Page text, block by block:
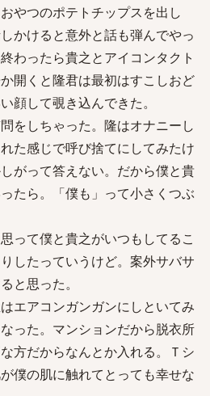
やつのポテトチップスを出し
かけると意外と話も弾んでやっ
わったら貴之とアイコンタクト
開くと隆君は最初はすこしおど
顔して覗き込んできた。
をしちゃった。隆はオナニーし
た感じで呼び捨てにしてみたけ
がって答えない。だから僕と貴
たら。「僕も」って小さくつぶ
って僕と貴之がいつもしてるこ
したっていうけど。案外サバサ
と思った。
エアコンガンガンにしといてみ
った。マンションだから脱衣所
方だからなんとか入れる。Ｔシ
僕の肌に触れてとっても幸せな